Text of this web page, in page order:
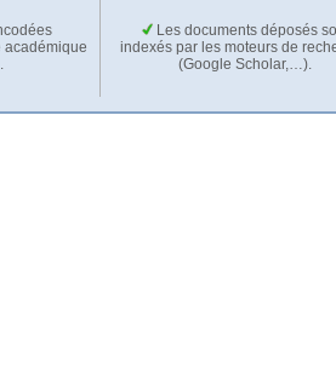
académique
Les documents déposés
indexés par les moteurs de
(Google Scholar,…).